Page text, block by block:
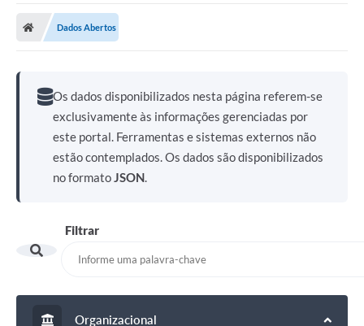
Dados Abertos
Os dados disponibilizados nesta página referem-se
exclusivamente às informações gerenciadas por
este portal. Ferramentas e sistemas externos não
estão contemplados. Os dados são disponibilizados
no formatoJSON.
Filtrar
Organizacional